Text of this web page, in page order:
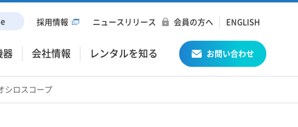
器 会社情報 レンタルを知る お問い合わせ
採用情報 ニュースリリース 会員の方へ ENGLISH
シロスコープ